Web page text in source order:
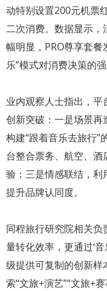
动特别设置200元机票
二次消费。数据显示
幅明显，PRO尊享套
乐”模式对消费决策的强
业内观察人士指出，
创新突破：一是场景再
构建“跟着音乐去旅行
台整合票务、航空、
验；三是情感联结，利
提升品牌认同度。
同程旅行研究院相关负
量转化效率，更通过‘
级提供可复制的创新样
索“文旅+演艺”“文旅+